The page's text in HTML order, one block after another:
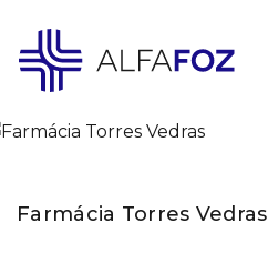
Farmácia Torres Vedras